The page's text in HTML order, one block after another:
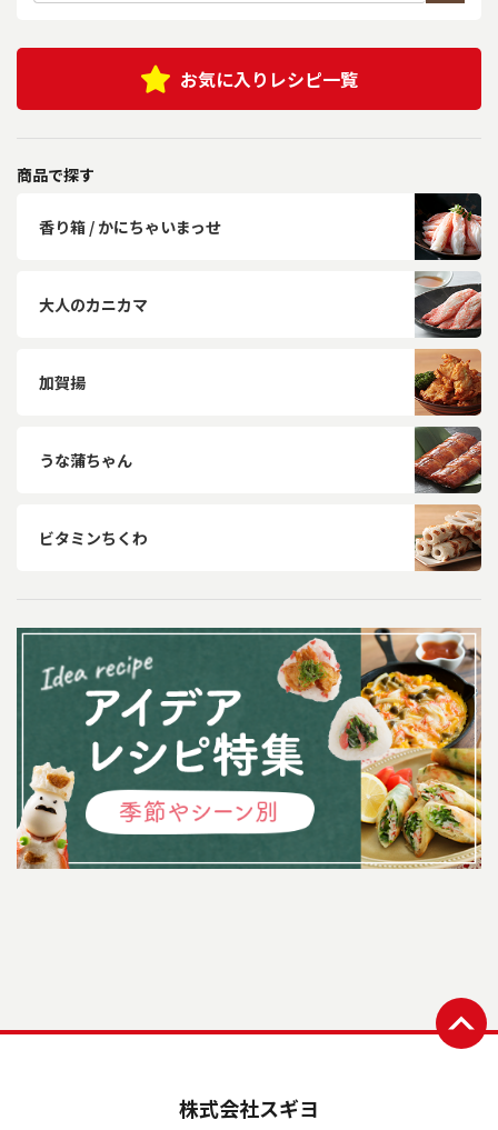
お気に入りレシピ一覧
商品で探す
香り箱 / かにちゃいまっせ
大人のカニカマ
加賀揚
うな蒲ちゃん
ビタミンちくわ
株式会社スギヨ